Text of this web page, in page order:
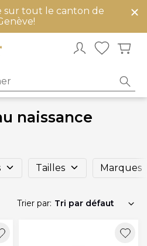
sur tout le canton de
naissance
Tailles Marques
Trier par: